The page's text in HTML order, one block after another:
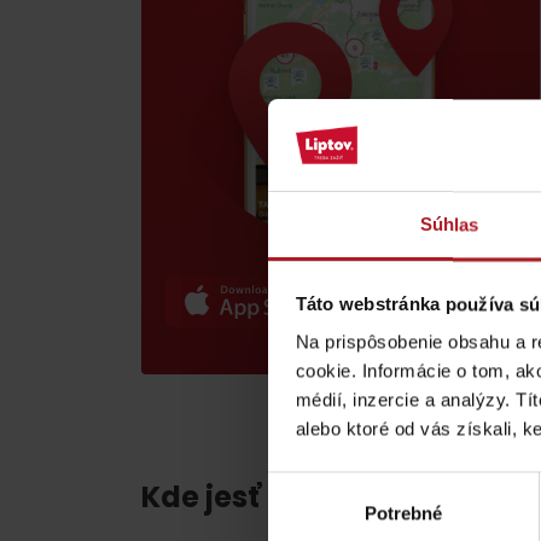
Súhlas
Táto webstránka používa
Na prispôsobenie obsahu a
cookie. Informácie o tom,
médií, inzercie a analýzy.
alebo ktoré od vás získali,
Potrebné
Liptov Region Card!
VŠETKY ČLÁNKY
Počasie a kamery
VŠETKY ČLÁNKY
podľa veku detí
Kde jesť a piť v blízkosti: